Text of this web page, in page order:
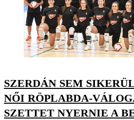
SZERDÁN SEM
NŐI RÖPLABDA-
SZETTET NYERNIE A